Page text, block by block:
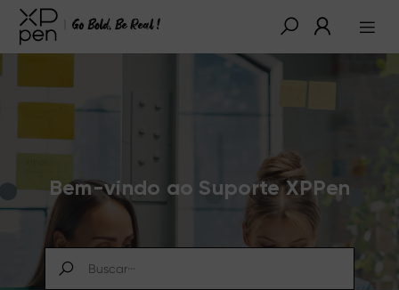
Bem-vindo ao Suporte XPPen